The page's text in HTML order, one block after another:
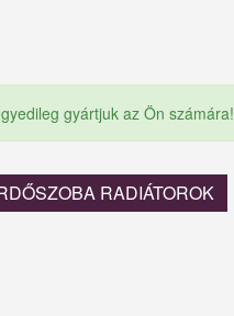
gyártjuk az Ön számára!
RADIÁTOROK